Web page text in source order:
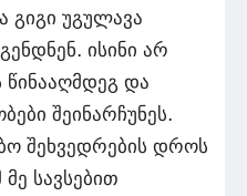
გიგი უგულავა
ისინი არ
წინააღმდეგ და
შეინარჩუნეს.
შეხვედრების დროს
სავსებით